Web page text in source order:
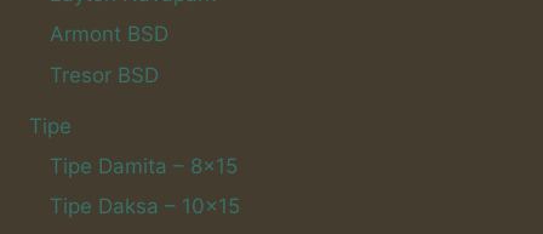
Armont BSD
Tresor BSD
Tipe
Tipe Damita – 8×15
Tipe Daksa – 10×15